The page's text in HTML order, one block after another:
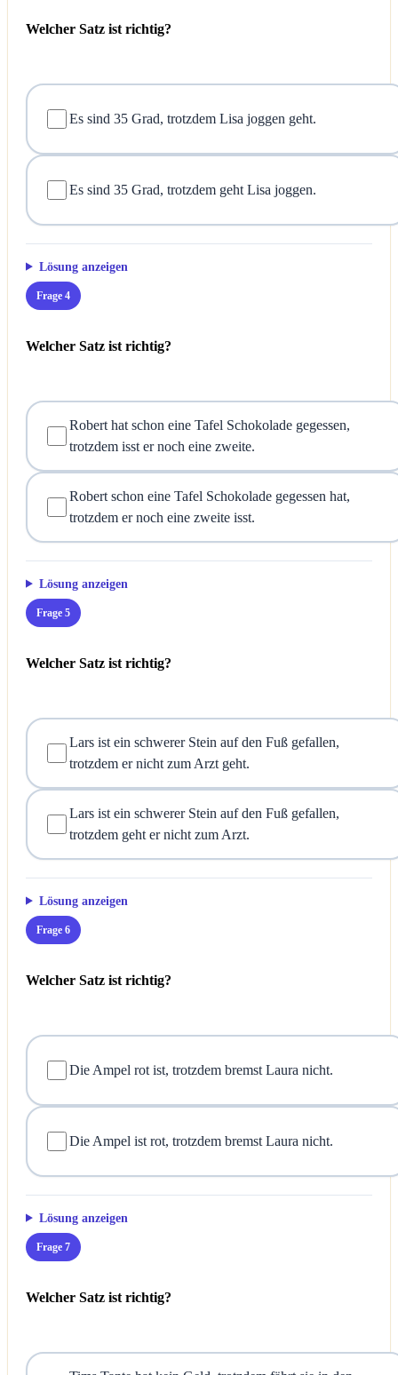
Welcher Satz ist richtig?
Es sind 35 Grad, trotzdem Lisa joggen geht.
Es sind 35 Grad, trotzdem geht Lisa joggen.
Lösung anzeigen
Frage 4
Welcher Satz ist richtig?
Robert hat schon eine Tafel Schokolade gegessen,
trotzdem isst er noch eine zweite.
Robert schon eine Tafel Schokolade gegessen hat,
trotzdem er noch eine zweite isst.
Lösung anzeigen
Frage 5
Welcher Satz ist richtig?
Lars ist ein schwerer Stein auf den Fuß gefallen,
trotzdem er nicht zum Arzt geht.
Lars ist ein schwerer Stein auf den Fuß gefallen,
trotzdem geht er nicht zum Arzt.
Lösung anzeigen
Frage 6
Welcher Satz ist richtig?
Die Ampel rot ist, trotzdem bremst Laura nicht.
Die Ampel ist rot, trotzdem bremst Laura nicht.
Lösung anzeigen
Frage 7
Welcher Satz ist richtig?